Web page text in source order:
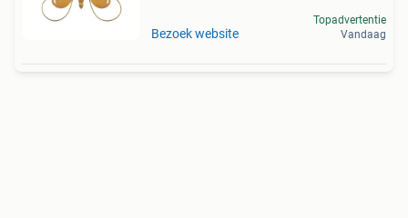
Bezoek website
Topadvertentie
Vandaag